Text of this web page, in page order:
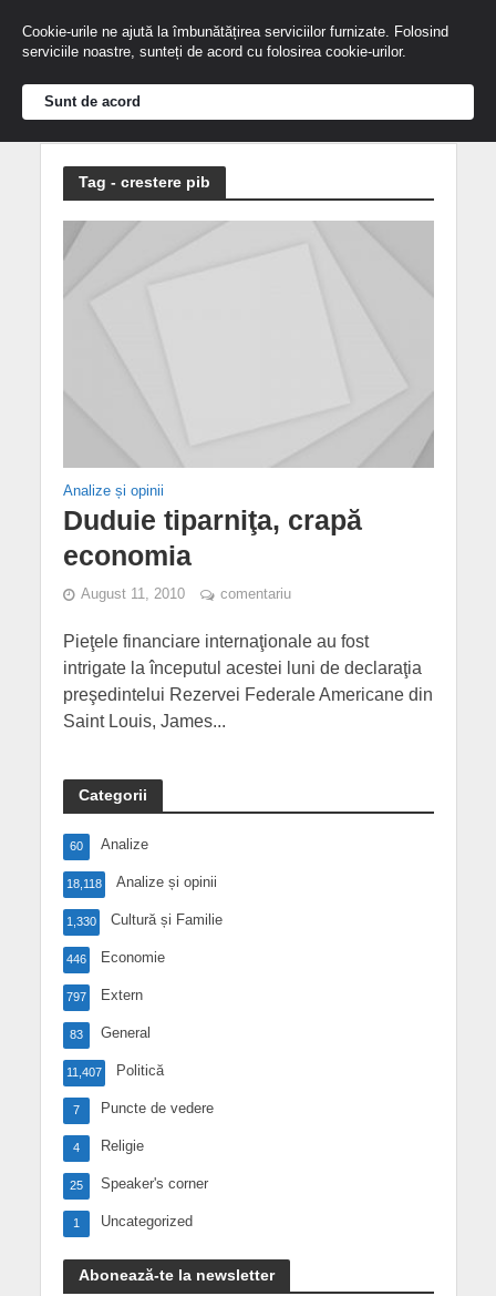
Tag - crestere pib
Analize și opinii
Duduie tiparniţa, crapă
economia
August 11, 2010 comentariu
Pieţele financiare internaţionale au fost
intrigate la începutul acestei luni de declaraţia
preşedintelui Rezervei Federale Americane din
Saint Louis, James...
Categorii
Analize
60
Analize și opinii
18,118
Cultură și Familie
1,330
Economie
446
Extern
797
General
83
Politică
11,407
Puncte de vedere
7
Religie
4
Speaker's corner
25
Uncategorized
1
Abonează-te la newsletter
Cookie-urile ne ajută la îmbunătățirea serviciilor furnizate. Folosind
serviciile noastre, sunteți de acord cu folosirea cookie-urilor.
Sunt de acord